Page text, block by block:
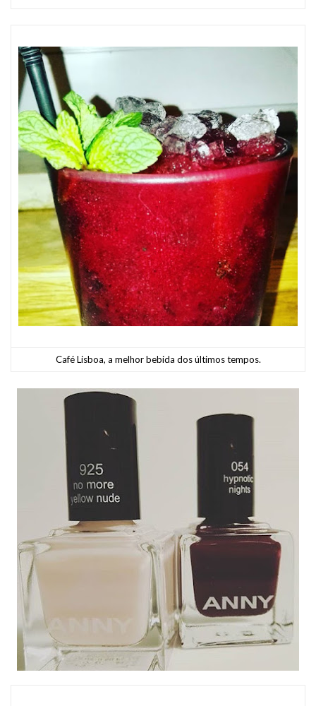
Café Lisboa, a melhor bebida dos últimos tempos.